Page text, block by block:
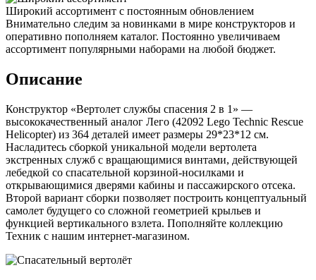
Широкий ассортимент с постоянным обновлением
Внимательно следим за новинками в мире конструкторов и
оперативно пополняем каталог. Постоянно увеличиваем
ассортимент популярными наборами на любой бюджет.
Описание
Конструктор «Вертолет службы спасения 2 в 1» —
высококачественный аналог Лего (42092 Lego Technic Rescue
Helicopter) из 364 деталей имеет размеры 29*23*12 см.
Насладитесь сборкой уникальной модели вертолета
экстренных служб с вращающимися винтами, действующей
лебедкой со спасательной корзиной-носилками и
открывающимися дверями кабины и пассажирского отсека.
Второй вариант сборки позволяет построить концептуальный
самолет будущего со сложной геометрией крыльев и
функцией вертикального взлета. Пополняйте коллекцию
Техник с нашим интернет-магазином.